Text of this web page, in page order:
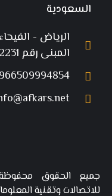
السعودية
الرياض -
المبنى رقم 2231
966509994854
للاتصالات وتقنية